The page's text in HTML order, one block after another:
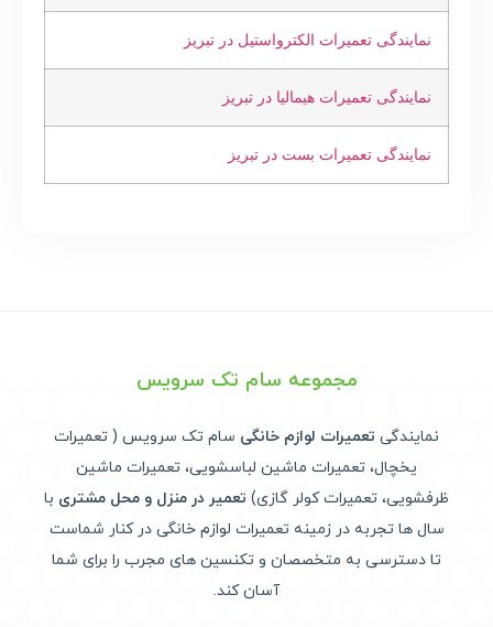
نمایندگی تعمیرات الکترواستیل در تبریز
نمایندگی تعمیرات هیمالیا در تبریز
نمایندگی تعمیرات بست در تبریز
مجموعه سام تک سرویس
نمایندگی تعمیرات لوازم خانگی سام تک سرویس ( تعمیرات
یخچال، تعمیرات ماشین لباسشویی، تعمیرات ماشین
ظرفشویی، تعمیرات کولر گازی) تعمیر در منزل و محل مشتری با
سال ها تجربه در زمینه تعمیرات لوازم خانگی در کنار شماست
تا دسترسی به متخصصان و تکنسین های مجرب را برای شما
آسان کند.